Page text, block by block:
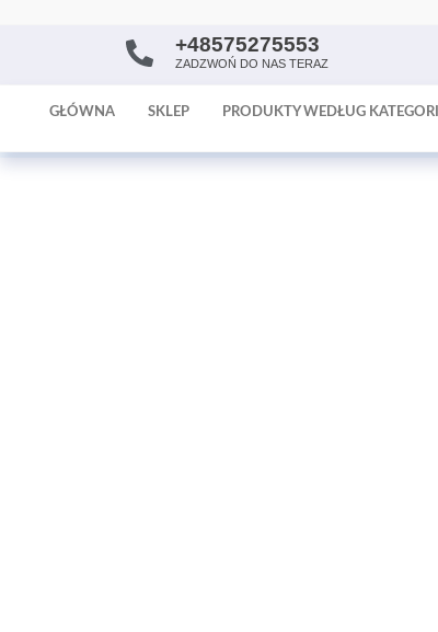
AntykArt
poświęcona
sprzedaży
tapet
+48575275553
ZADZWOŃ DO NAS TERAZ
GŁÓWNA SKLEP PRODUKTY WEDŁUG KATEGORII